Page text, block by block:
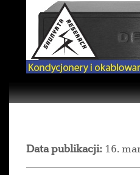
Data publikacji: 16.